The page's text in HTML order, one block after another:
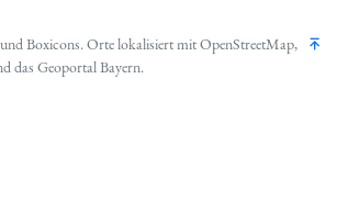
undBoxicons. Orte lokalisiert mitOpenStreetMap,
das Geoportal Bayern.